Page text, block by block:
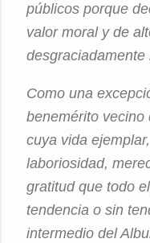
públicos porque
valor moral y de
desgraciadamente
Como una
benemérito vecino
cuya vida
laboriosidad,
gratitud que todo
tendencia o sin
intermedio del